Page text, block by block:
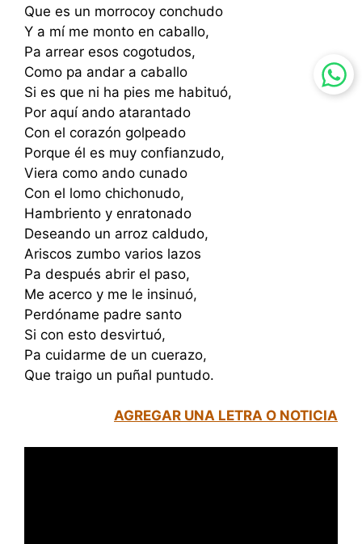
Que es un morrocoy conchudo
Y a mí me monto en caballo,
Pa arrear esos cogotudos,
Como pa andar a caballo
Si es que ni ha pies me habituó,
Por aquí ando atarantado
Con el corazón golpeado
Porque él es muy confianzudo,
Viera como ando cunado
Con el lomo chichonudo,
Hambriento y enratonado
Deseando un arroz caldudo,
Ariscos zumbo varios lazos
Pa después abrir el paso,
Me acerco y me le insinuó,
Perdóname padre santo
Si con esto desvirtuó,
Pa cuidarme de un cuerazo,
Que traigo un puñal puntudo.
AGREGAR UNA LETRA O NOTICIA